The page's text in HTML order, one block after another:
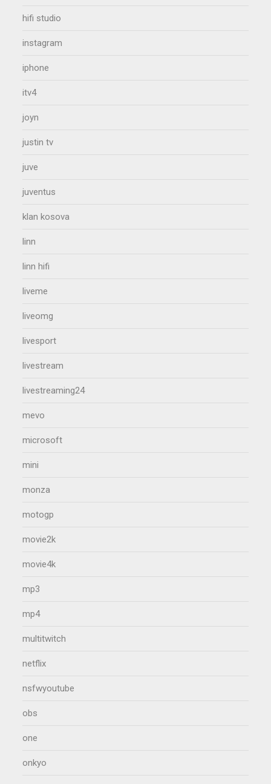
hifi studio
instagram
iphone
itv4
joyn
justin tv
juve
juventus
klan kosova
linn
linn hifi
liveme
liveomg
livesport
livestream
livestreaming24
mevo
microsoft
mini
monza
motogp
movie2k
movie4k
mp3
mp4
multitwitch
netflix
nsfwyoutube
obs
one
onkyo